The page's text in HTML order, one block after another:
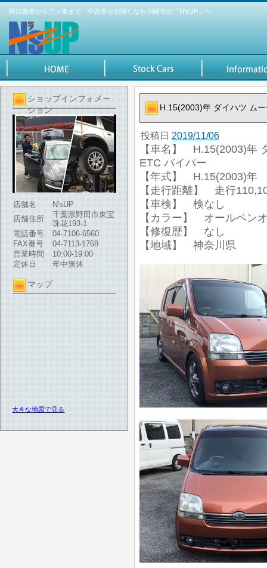
軽自動車からアメ車まで、中古車をお探しなら川崎市の『N'sUP』へ
ショップインフォメー
ション
店舗名
N'sUP
店舗住所
千葉県野田市東宝
珠花193-1
電話番号
04-7106-6560
FAX番号
04-7113-1768
営業時間
10:00-19:00
定休日
年中無休
マップ
大きな地図で見る
H.15(2003)年 ダイハツ ム
投稿日 2019/11/06
【車名】 H.15(2003)年
ETC バイパー
【年式】 H.15(2003)年
【走行距離】 走行
【車検】 検なし
【カラー】 オールペン
【修復歴】 なし
【地域】 神奈川県